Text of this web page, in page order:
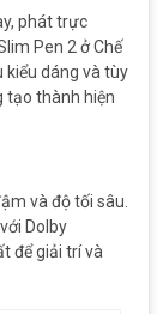
phát trực
Pen 2 ở Chế
kiểu dáng và tùy
tạo thành hiện
và độ tối sâu.
Dolby
để giải trí và